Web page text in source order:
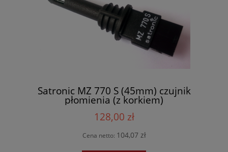
Satronic MZ 770 S (45mm) czujnik
płomienia (z korkiem)
128,00 zł
Cena netto: 104,07 zł